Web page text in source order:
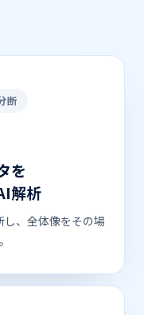
断
を
解析
、全体像をその場